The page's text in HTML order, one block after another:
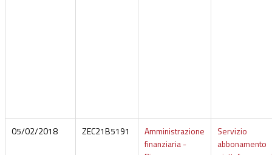
05/02/2018 ZEC21B5191
Amministrazione
finanziaria -
Servizio
abbonamento